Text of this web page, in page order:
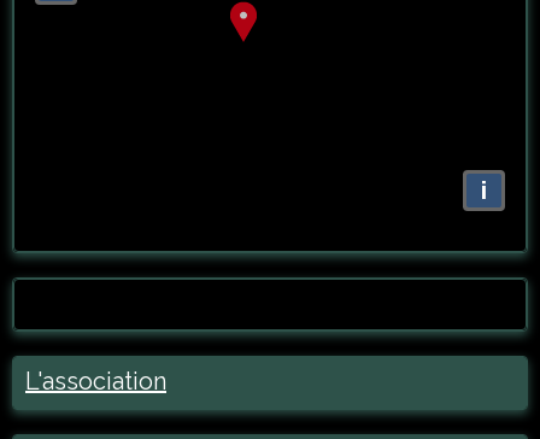
i
L'association